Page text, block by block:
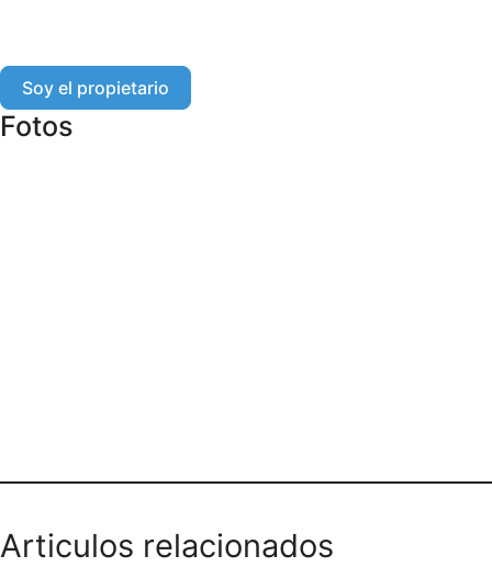
Soy el propietario
Fotos
Articulos relacionados